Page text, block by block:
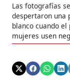
Las fotografías
despertaron una
blanco cuando
mujeres usen